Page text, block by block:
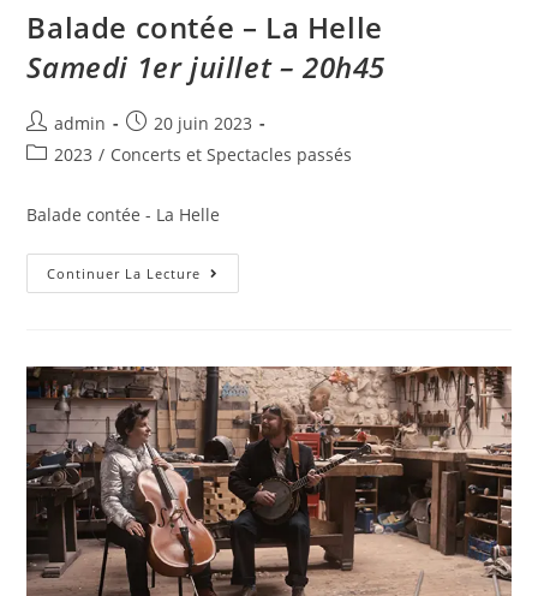
Balade contée – La Helle
Samedi 1er juillet – 20h45
admin
20 juin 2023
2023 / Concerts et Spectacles passés
Balade contée - La Helle
Continuer La Lecture